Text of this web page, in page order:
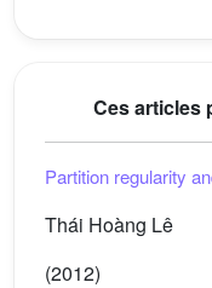
Ces articles
Partition regularity
Thái Hoàng Lê
(2012)